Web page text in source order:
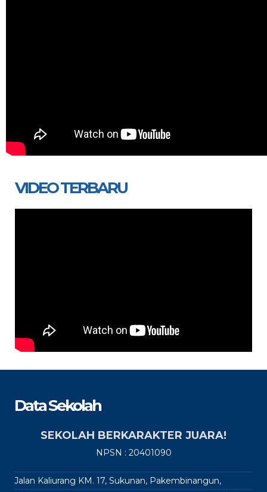
VIDEO TERBARU
Data Sekolah
SEKOLAH BERKARAKTER JUARA!
NPSN : 20401090
Jalan Kaliurang KM. 17, Sukunan, Pakembinangun,